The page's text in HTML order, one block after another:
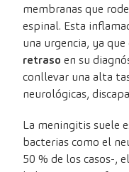
membranas que
espinal. Esta
una urgencia, ya
retraso en su
conllevar una alta
neurológicas,
La meningitis suele
bacterias como el
50 % de los casos-,